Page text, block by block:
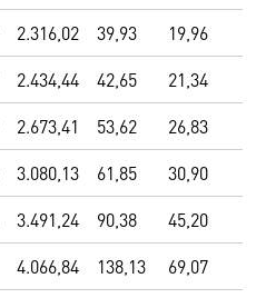
2.316,02 39,93 19,96
2.434,44 42,65 21,34
2.673,41 53,62 26,83
3.080,13 61,85 30,90
3.491,24 90,38 45,20
4.066,84 138,13 69,07